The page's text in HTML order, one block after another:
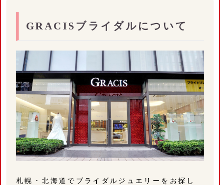
GRACISブライダルについて
札幌・北海道でブライダルジュエリーをお探し